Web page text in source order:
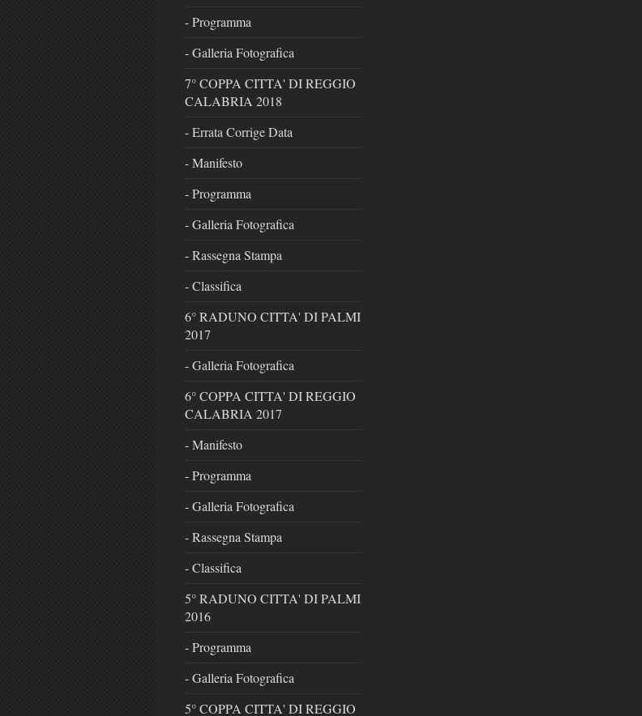
- Programma
- Galleria Fotografica
7° COPPA CITTA' DI REGGIO
CALABRIA 2018
- Errata Corrige Data
- Manifesto
- Programma
- Galleria Fotografica
- Rassegna Stampa
- Classifica
6° RADUNO CITTA' DI PALMI
2017
- Galleria Fotografica
6° COPPA CITTA' DI REGGIO
CALABRIA 2017
- Manifesto
- Programma
- Galleria Fotografica
- Rassegna Stampa
- Classifica
5° RADUNO CITTA' DI PALMI
2016
- Programma
- Galleria Fotografica
5° COPPA CITTA' DI REGGIO